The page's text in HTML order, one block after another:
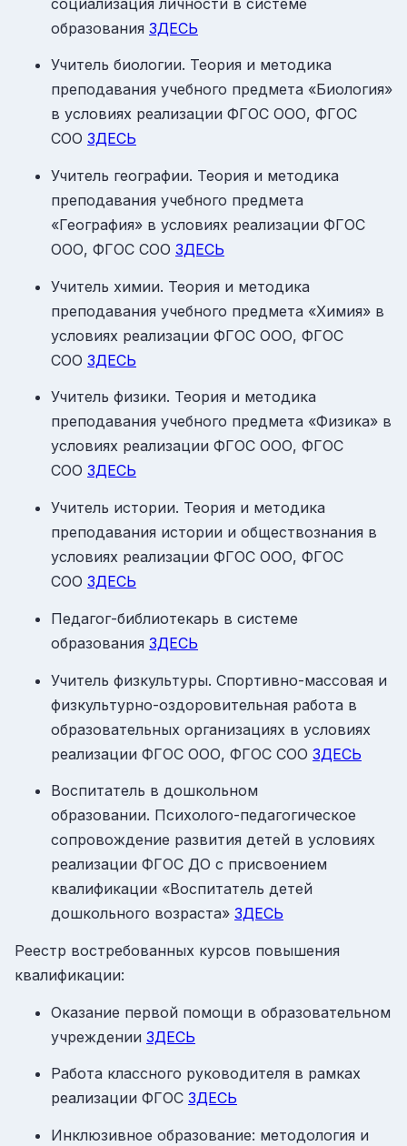
образования ЗДЕСЬ
Учитель биологии. Теория и методика
преподавания учебного предмета «Биология»
в условиях реализации ФГОС ООО, ФГОС
СОО ЗДЕСЬ
Учитель географии. Теория и методика
преподавания учебного предмета
«География» в условиях реализации ФГОС
ООО, ФГОС СОО ЗДЕСЬ
Учитель химии. Теория и методика
преподавания учебного предмета «Химия» в
условиях реализации ФГОС ООО, ФГОС
СОО ЗДЕСЬ
Учитель физики. Теория и методика
преподавания учебного предмета «Физика» в
условиях реализации ФГОС ООО, ФГОС
СОО ЗДЕСЬ
Учитель истории. Теория и методика
преподавания истории и обществознания в
условиях реализации ФГОС ООО, ФГОС
СОО ЗДЕСЬ
Педагог-библиотекарь в системе
образования ЗДЕСЬ
Учитель физкультуры. Спортивно-массовая и
физкультурно-оздоровительная работа в
образовательных организациях в условиях
реализации ФГОС ООО, ФГОС СОО ЗДЕСЬ
Воспитатель в дошкольном
образовании. Психолого-педагогическое
сопровождение развития детей в условиях
реализации ФГОС ДО с присвоением
квалификации «Воспитатель детей
дошкольного возраста» ЗДЕСЬ
Реестр востребованных курсов повышения
квалификации:
Оказание первой помощи в образовательном
учреждении ЗДЕСЬ
Работа классного руководителя в рамках
реализации ФГОС ЗДЕСЬ
Инклюзивное образование: методология и